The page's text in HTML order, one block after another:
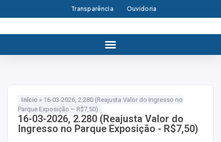
Transparência Ouvidoria
Início » 16-03-2026, 2.280 (Reajusta Valor do Ingresso no
Parque Exposição – R$7,50)
16-03-2026, 2.280 (Reajusta Valor do
Ingresso no Parque Exposição - R$7,50)